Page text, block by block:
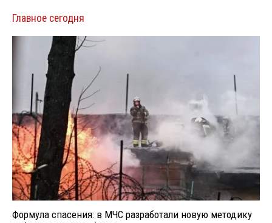
Главное сегодня
Формула спасения: в МЧС разработали новую методику